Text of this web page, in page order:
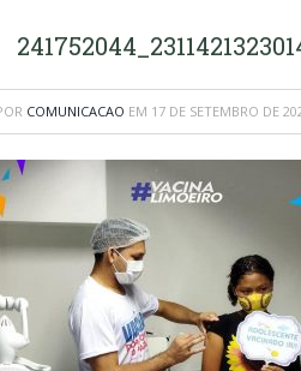
COMUNICACAO EM 17 DE SETEMBRO DE